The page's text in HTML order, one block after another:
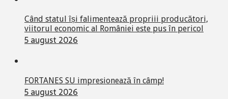
Când statul își falimentează propriii producători,
viitorul economic al României este pus în pericol
5 august 2026
FORTANES SU impresionează în câmp!
5 august 2026